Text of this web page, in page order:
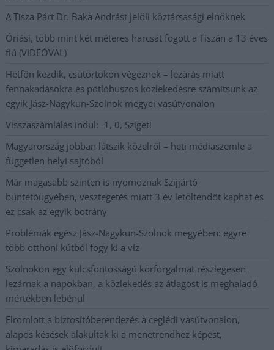
A Tisza Párt Dr. Baka Andrást jelöli köztársasági elnöknek
Óriási, több mint két méteres harcsát fogott a Tiszán a 13 éves
fiú (VIDEÓVAL)
Hétfőn kezdik, csütörtökön végeznek – lezárás miatt
fennakadásokra és pótlóbuszos közlekedésre számítsunk az
egyik Jász-Nagykun-Szolnok megyei vasútvonalon
Visszaszámlálás indul: -1, 0, Sziget!
Magyarország jobban látszik közelről – heti médiaszemle a
független helyi sajtóból
Már magasabb szinten is nyomoznak Szijjártó
büntetőügyében, vesztegetés miatt 3 év letöltendőt kaphat és
ez csak az egyik botrány
Problémák egész Jász-Nagykun-Szolnok megyében: egyre
több otthoni kútból fogy ki a víz
Szolnokon egy kulcsfontosságú körforgalmat részlegesen
lezárnak a napokban, a közlekedés az átlagost is meghaladó
mértékben lebénul
Elromlott a biztosítóberendezés a ceglédi vasútvonalon,
alapos késések alakultak ki a menetrendhez képest,